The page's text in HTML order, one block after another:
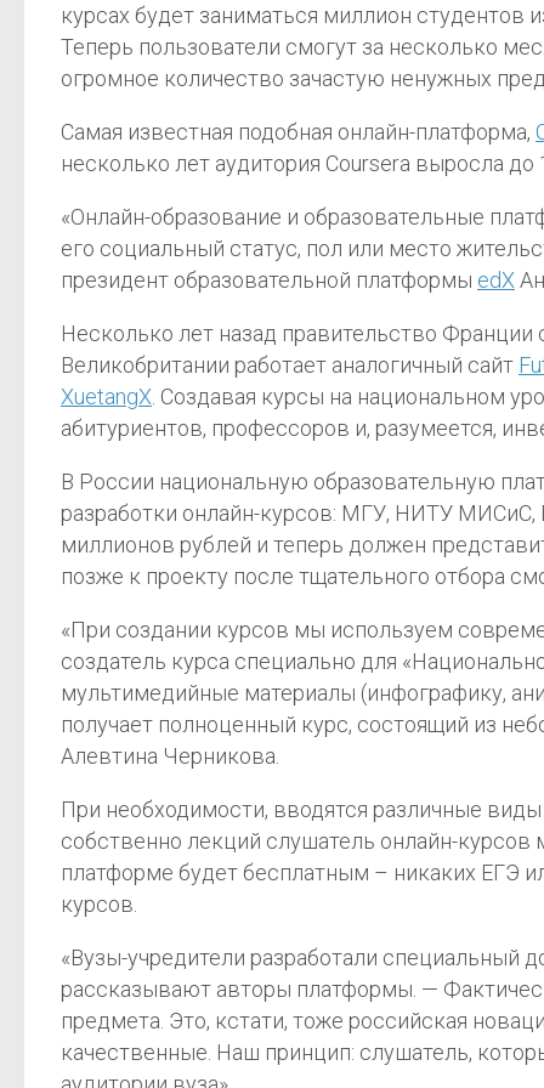
курсах будет заниматься миллион
Теперь пользователи смогут за несколько
огромное количество зачастую ненужных
Самая известная подобная онлайн-платформа,
несколько лет аудитория Coursera выросла
«Онлайн-образование и образовательные
его социальный статус, пол или место
президент образовательной платформы edX
Несколько лет назад правительство
Великобритании работает аналогичный сайт
XuetangX . Создавая курсы на национальном
абитуриентов, профессоров и, разумеется,
В России национальную образовательную
разработки онлайн-курсов: МГУ, НИТУ
миллионов рублей и теперь должен
позже к проекту после тщательного отбора
«При создании курсов мы используем
создатель курса специально для
мультимедийные материалы (инфографику,
получает полноценный курс, состоящий из
Алевтина Черникова.
При необходимости, вводятся различные
собственно лекций слушатель онлайн-
платформе будет бесплатным – никаких ЕГЭ
курсов.
«Вузы-учредители разработали специальный
рассказывают авторы платформы. —
предмета. Это, кстати, тоже российская
качественные. Наш принцип: слушатель,